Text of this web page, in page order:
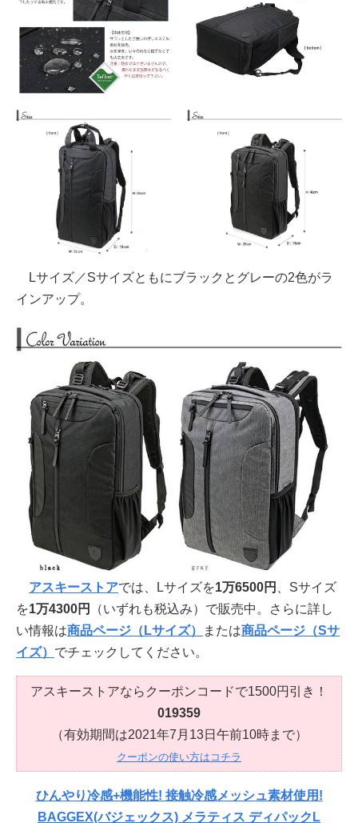
Lサイズ／Sサイズともにブラックとグレーの2色がラ
インアップ。
アスキーストアでは、Lサイズを1万6500円
、Sサイズ
を1万4300円
（いずれも税込み）で販売中。さらに詳し
い情報は商品ページ（Lサイズ） または商品ページ（Sサ
イズ） でチェックしてください。
アスキーストアならクーポンコードで1500円引き！
019359
（有効期間は2021年7月13日午前10時まで）
クーポンの使い方はコチラ
ひんやり冷感+機能性! 接触冷感メッシュ素材使用!
BAGGEX(バジェックス) メラティス ディパックL